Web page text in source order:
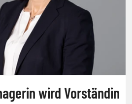
wird Vorständin